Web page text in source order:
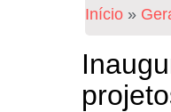
Início »